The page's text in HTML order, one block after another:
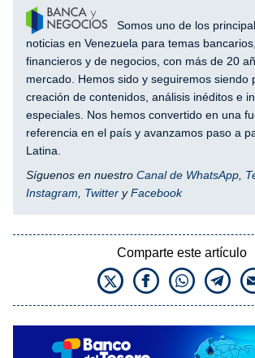
Somos uno de los
noticias en Venezuela para temas
financieros y de negocios, con más de 20
mercado. Hemos sido y seguiremos siendo
creación de contenidos, análisis inéditos e
especiales. Nos hemos convertido en una
referencia en el país y avanzamos paso a
Latina.
Síguenos en nuestro Canal de WhatsApp
Instagram
Twitter yFacebook
Comparte este artículo